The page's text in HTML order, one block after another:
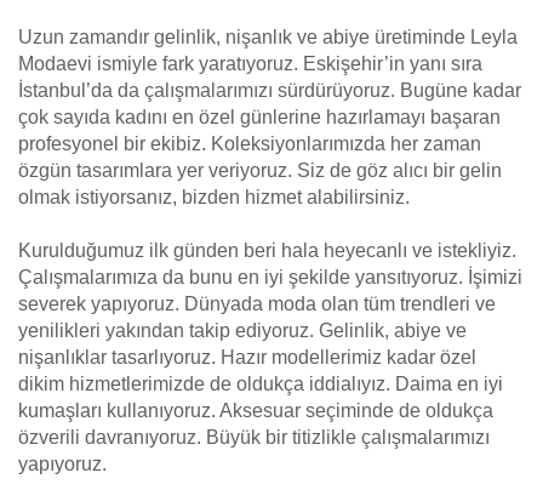
Uzun zamandır gelinlik, nişanlık ve abiye üretiminde Leyla
Modaevi ismiyle fark yaratıyoruz. Eskişehir’in yanı sıra
İstanbul’da da çalışmalarımızı sürdürüyoruz. Bugüne kadar
çok sayıda kadını en özel günlerine hazırlamayı başaran
profesyonel bir ekibiz. Koleksiyonlarımızda her zaman
özgün tasarımlara yer veriyoruz. Siz de göz alıcı bir gelin
olmak istiyorsanız, bizden hizmet alabilirsiniz.
Kurulduğumuz ilk günden beri hala heyecanlı ve istekliyiz.
Çalışmalarımıza da bunu en iyi şekilde yansıtıyoruz. İşimizi
severek yapıyoruz. Dünyada moda olan tüm trendleri ve
yenilikleri yakından takip ediyoruz. Gelinlik, abiye ve
nişanlıklar tasarlıyoruz. Hazır modellerimiz kadar özel
dikim hizmetlerimizde de oldukça iddialıyız. Daima en iyi
kumaşları kullanıyoruz. Aksesuar seçiminde de oldukça
özverili davranıyoruz. Büyük bir titizlikle çalışmalarımızı
yapıyoruz.